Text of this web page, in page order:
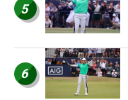
5
6